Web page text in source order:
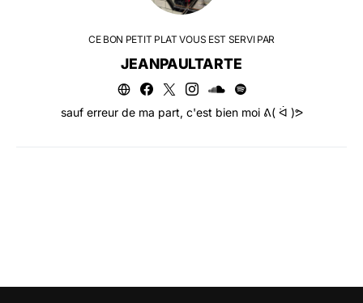
CE BON PETIT PLAT VOUS EST SERVI PAR
JEANPAULTARTE
sauf erreur de ma part, c'est bien moi ᕕ( ᐛ )ᕗ